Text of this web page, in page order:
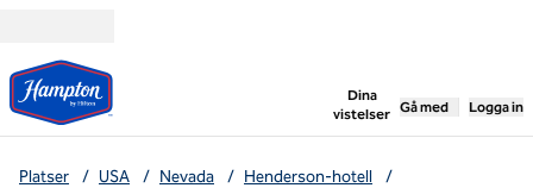
Dina
vistelser
,öppnar ny flik
Gå med Logga in
Platser / USA / Nevada / Henderson-hotell
/